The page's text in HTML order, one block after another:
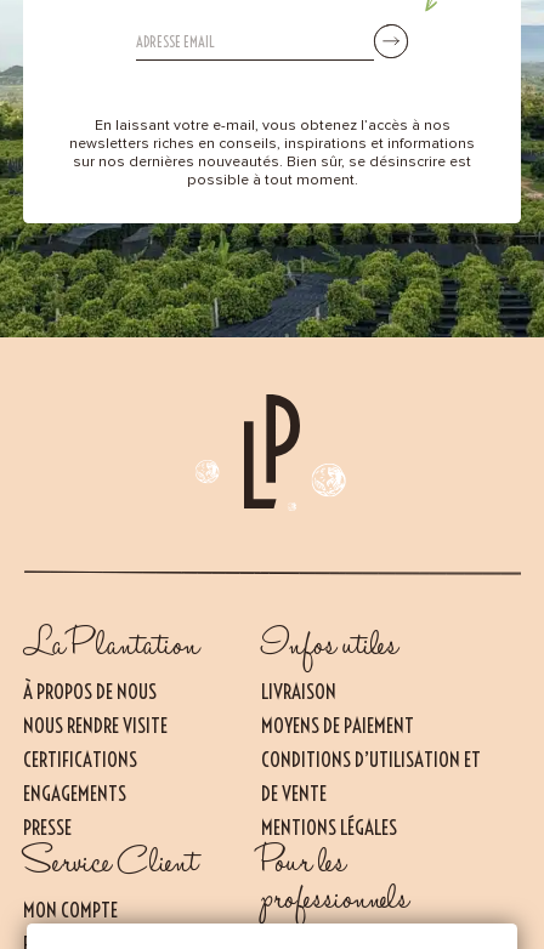
En laissant votre e-mail, vous obtenez l’accès à nos
newsletters riches en conseils, inspirations et informations
sur nos dernières nouveautés. Bien sûr, se désinscrire est
possible à tout moment.
La Plantation
À PROPOS DE NOUS
NOUS RENDRE VISITE
CERTIFICATIONS
ENGAGEMENTS
PRESSE
Infos utiles
LIVRAISON
MOYENS DE PAIEMENT
CONDITIONS D’UTILISATION ET
DE VENTE
MENTIONS LÉGALES
Service Client
MON COMPTE
FAQ
Pour les
professionnels
Essentiel
CES COOKIES SONT NÉCESSAIRES AU BON FONCTIONNEMENT DU SITE. ILS NE
Mesure d’audience